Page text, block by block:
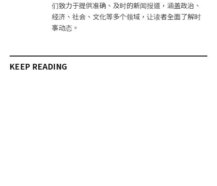
们致力于提供准确、及时的新闻报道，涵盖政治、
经济、社会、文化等多个领域，让读者全面了解时
事动态。
KEEP READING